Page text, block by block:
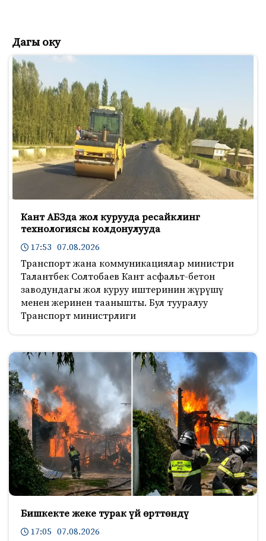
Дагы оку
Кант АБЗда жол курууда ресайклинг
технологиясы колдонулууда
17:53 07.08.2026
Транспорт жана коммуникациялар министри
Талантбек Солтобаев Кант асфальт-бетон
заводундагы жол куруу иштеринин жүрүшү
менен жеринен таанышты. Бул тууралуу
Транспорт министрлиги
Бишкекте жеке турак үй өрттөндү
17:05 07.08.2026